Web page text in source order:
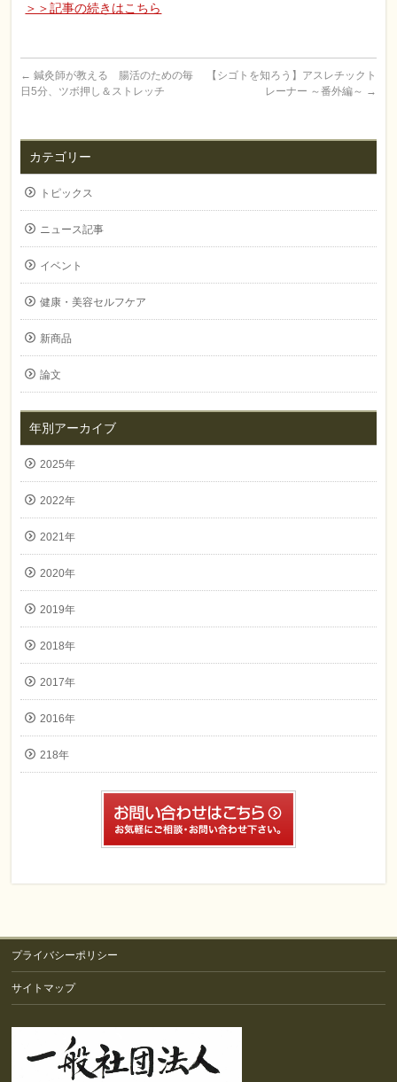
＞＞記事の続きはこちら
← 鍼灸師が教える 腸活のための毎
日5分、ツボ押し＆ストレッチ
【シゴトを知ろう】アスレチックト
レーナー ～番外編～ →
カテゴリー
トピックス
ニュース記事
イベント
健康・美容セルフケア
新商品
論文
年別アーカイブ
2025年
2022年
2021年
2020年
2019年
2018年
2017年
2016年
218年
プライバシーポリシー
サイトマップ